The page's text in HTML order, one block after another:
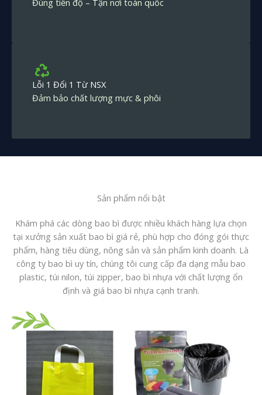
Lỗi 1 Đổi 1 Từ NSX
Đảm bảo chất lượng mực & phôi
Sản phẩm nổi bật
Khám phá các dòng bao bì được nhiều khách hàng lựa chọn
tại xưởng sản xuất bao bì giá rẻ, phù hợp cho đóng gói thực
phẩm, hàng tiêu dùng, nông sản và sản phẩm kinh doanh. Là
công ty bao bì uy tín, chúng tôi cung cấp đa dạng mẫu bao
plastic, túi nilon, túi zipper, bao bì nhựa với chất lượng ổn
định và giá bao bì nhựa cạnh tranh.